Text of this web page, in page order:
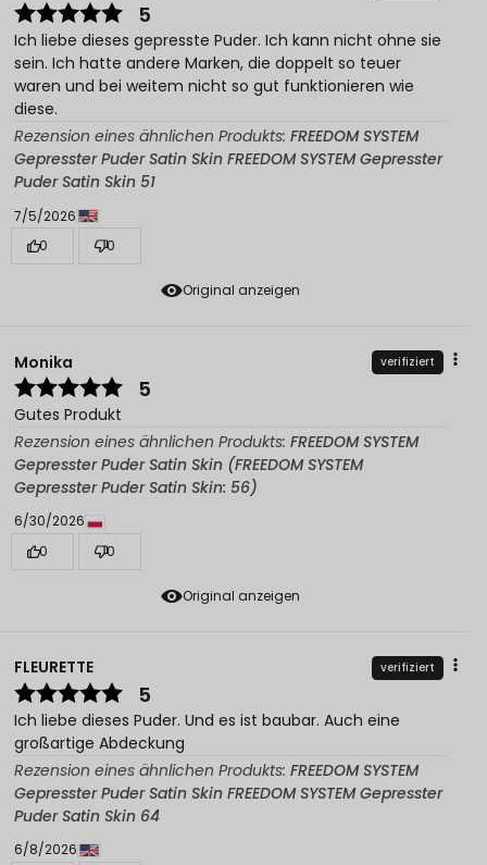
Original anzeigen
5
Ich liebe dieses gepresste Puder. Ich kann nicht ohne sie
sein. Ich hatte andere Marken, die doppelt so teuer
waren und bei weitem nicht so gut funktionieren wie
diese.
Rezension eines ähnlichen Produkts: FREEDOM SYSTEM
Gepresster Puder Satin Skin FREEDOM SYSTEM Gepresster
Puder Satin Skin 51
7/5/2026
0
0
Original anzeigen
Monika verifiziert
5
Gutes Produkt
Rezension eines ähnlichen Produkts: FREEDOM SYSTEM
Gepresster Puder Satin Skin (FREEDOM SYSTEM
Gepresster Puder Satin Skin: 56)
6/30/2026
0
0
FLEURETTE verifiziert
5
Ich liebe dieses Puder. Und es ist baubar. Auch eine
großartige Abdeckung
Rezension eines ähnlichen Produkts: FREEDOM SYSTEM
Gepresster Puder Satin Skin FREEDOM SYSTEM Gepresster
Puder Satin Skin 64
6/8/2026